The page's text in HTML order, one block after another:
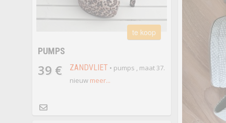
te koop
PUMPS
39 € ZANDVLIET • pumps , maat 37.
nieuw meer...